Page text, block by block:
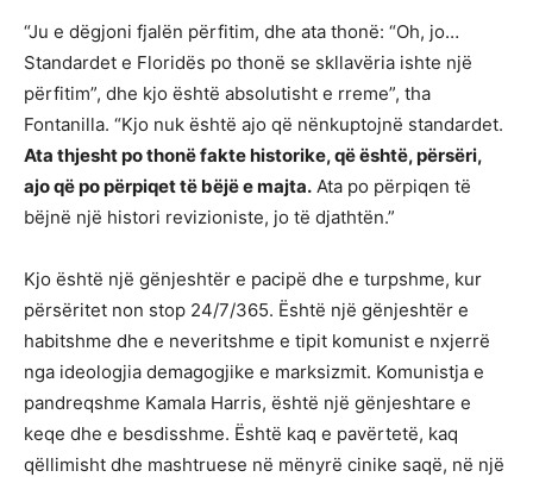
“Ju e dëgjoni fjalën përfitim, dhe ata thonë: “Oh, jo…
Standardet e Floridës po thonë se skllavëria ishte një
përfitim”, dhe kjo është absolutisht e rreme”, tha
Fontanilla. “Kjo nuk është ajo që nënkuptojnë standardet.
Ata thjesht po thonë fakte historike, që është, përsëri,
ajo që po përpiqet të bëjë e majta. Ata po përpiqen të
bëjnë një histori revizioniste, jo të djathtën.”
Kjo është një gënjeshtër e pacipë dhe e turpshme, kur
përsëritet non stop 24/7/365. Është një gënjeshtër e
habitshme dhe e neveritshme e tipit komunist e nxjerrë
nga ideologjia demagogjike e marksizmit. Komunistja e
pandreqshme Kamala Harris, është një gënjeshtare e
keqe dhe e besdisshme. Është kaq e pavërtetë, kaq
qëllimisht dhe mashtruese në mënyrë cinike saqë, në një